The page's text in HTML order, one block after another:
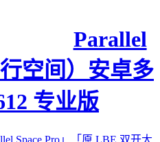
Parallel
空间）安卓多
专业版
Space Pro」「原 LBE 双开大